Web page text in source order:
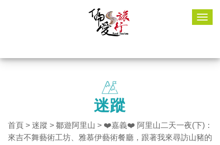
迷蹤
首頁> 迷蹤 > 鄒遊阿里山 > ❤️嘉義❤️ 阿里山二天一夜(下)：
來吉不舞藝術工坊、雅慕伊藝術餐廳，跟著我來尋訪山豬的